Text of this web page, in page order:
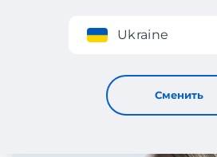
Ukraine
Сменить
Лови скидки на электронику!